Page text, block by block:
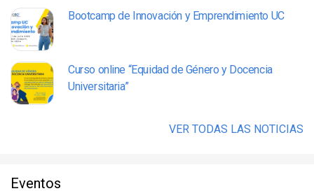
Bootcamp de Innovación y Emprendimiento UC
Curso online “Equidad de Género y Docencia
Universitaria”
VER TODAS LAS NOTICIAS
Eventos